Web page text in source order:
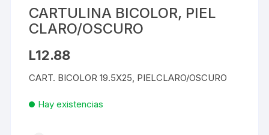
CARTULINA BICOLOR, PIEL
CLARO/OSCURO
L12.88
CART. BICOLOR 19.5X25, PIELCLARO/OSCURO
Hay existencias